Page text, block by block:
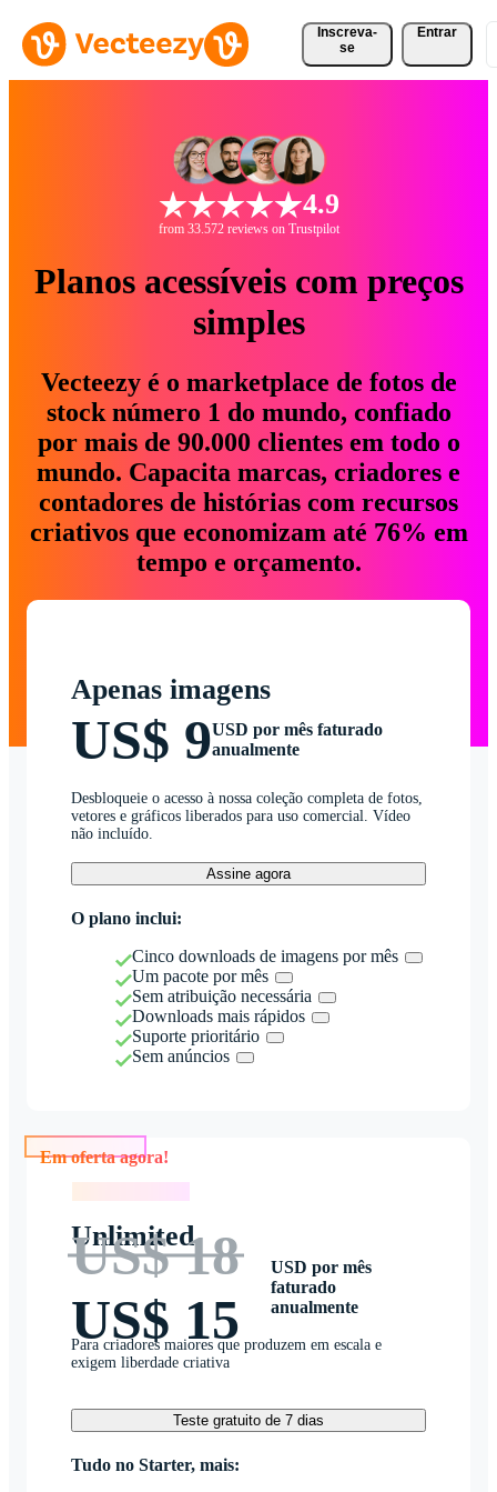
Inscreva-
se
Entrar
4.9
from 33.572 reviews on Trustpilot
Planos acessíveis com preços
simples
Vecteezy é o marketplace de fotos de
stock número 1 do mundo, confiado
por mais de 90.000 clientes em todo o
mundo. Capacita marcas, criadores e
contadores de histórias com recursos
criativos que economizam até 76% em
tempo e orçamento.
Apenas imagens
US$ 9USD por mês faturado
anualmente
Desbloqueie o acesso à nossa coleção completa de fotos,
vetores e gráficos liberados para uso comercial. Vídeo
não incluído.
Assine agora
O plano inclui:
Cinco downloads de imagens por mês
Um pacote por mês
Sem atribuição necessária
Downloads mais rápidos
Suporte prioritário
Sem anúncios
Unlimited
US$ 18
US$ 15
USD por mês
faturado
anualmente
Para criadores maiores que produzem em escala e
exigem liberdade criativa
Teste gratuito de 7 dias
Tudo no Starter, mais: